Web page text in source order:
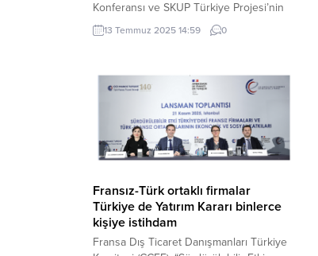
Konferansı ve SKUP Türkiye Projesi’nin
kapanış etkinliği, Avrupa’dan ve
Türkiye’den uzmanların, belediye ve sivil
akademisyenlerin katılımıyla Ankara’da
düzenlendi. KONYA (İGFA) – Konya
Büyükşehir Belediyesi’nin “Sürdürülebilir
Kentsel Hareketlilik” çalışmaları
Uluslararası Kentsel Hareketlilik
13 Temmuz 2025 14:59 0
Fransız-Türk ortaklı firmalar
Türkiye de Yatırım Kararı binlerce
kişiye istihdam
Fransa Dış Ticaret Danışmanları Türkiye